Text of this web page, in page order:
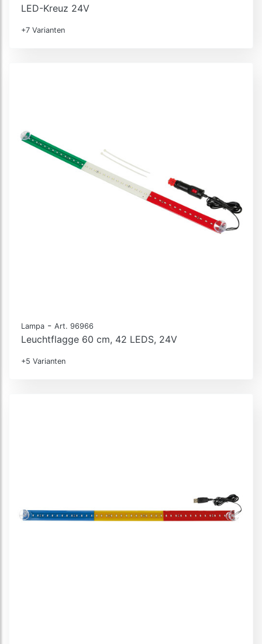
LED-Kreuz 24V
+7 Varianten
Lampa - Art. 96966
Leuchtflagge 60 cm, 42 LEDS, 24V
+5 Varianten